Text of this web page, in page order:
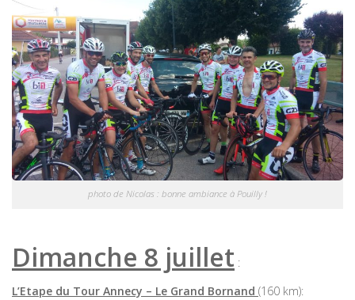
photo de Nicolas : bonne ambiance à Pouilly !
Dimanche 8 juillet :
L’Etape du Tour Annecy – Le Grand Bornand (160 km):